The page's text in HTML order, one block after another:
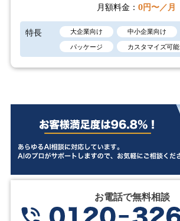
月額料金： 0円〜／月
特長 大企業向け
中小企業向け
パッケージ
カスタマイズ可能
お電話で無料相談